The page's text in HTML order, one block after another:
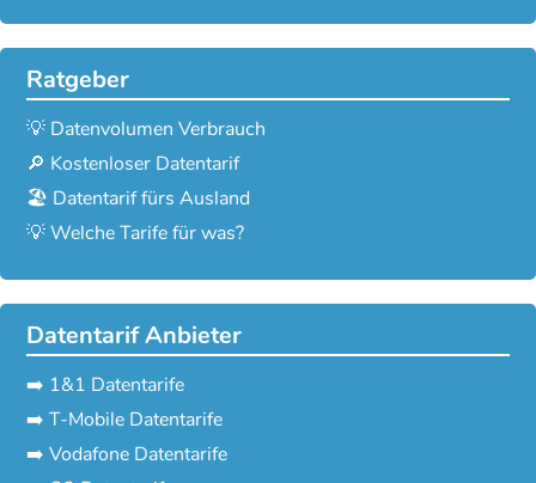
Ratgeber
💡 Datenvolumen Verbrauch
🔎 Kostenloser Datentarif
🏖️ Datentarif fürs Ausland
💡 Welche Tarife für was?
Datentarif Anbieter
➡️ 1&1 Datentarife
➡️ T-Mobile Datentarife
➡️ Vodafone Datentarife